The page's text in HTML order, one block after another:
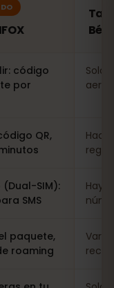
código
por
Solo
QR,
SIM):
SMS
Hay
paquete,
roaming